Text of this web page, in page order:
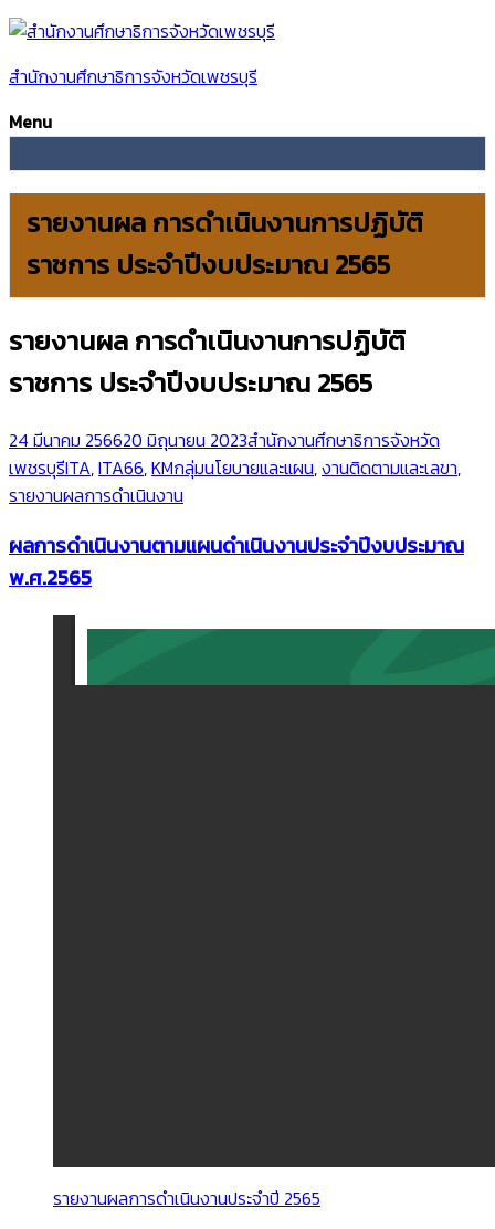
สำนักงานศึกษาธิการจังหวัดเพชรบุรี
Menu
รายงานผล การดำเนินงานการปฏิบัติ
ราชการ ประจำปีงบประมาณ 2565
รายงานผล การดำเนินงานการปฏิบัติ
ราชการ ประจำปีงบประมาณ 2565
24 มีนาคม 256620 มิถุนายน 2023สำนักงานศึกษาธิการจังหวัด
เพชรบุรีITA,ITA66,KMกลุ่มนโยบายและแผน,งานติดตามและเลขา,
รายงานผลการดำเนินงาน
ผลการดำเนินงานตามแผนดำเนินงานประจำปีงบประมาณ
พ.ศ.2565
รายงานผลการดำเนินงานประจำปี 2565